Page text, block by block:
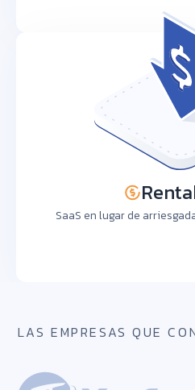
SaaS en lugar de
LAS EMPRESAS QUE